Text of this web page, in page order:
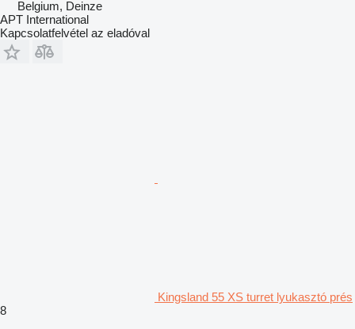
Belgium, Deinze
APT International
Kapcsolatfelvétel az eladóval
Kingsland 55 XS turret lyukasztó prés
8